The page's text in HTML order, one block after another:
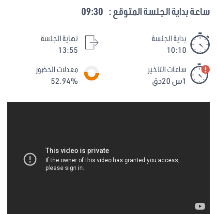
ساعة بداية الجلسة المتوقع : 09:30
بداية الجلسة
10:10
نهاية الجلسة
13:55
ساعات التاخير
1س 20دق
معدلات الحضور
52.94%